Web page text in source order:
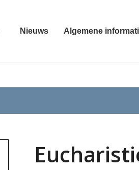
Nieuws Algemene